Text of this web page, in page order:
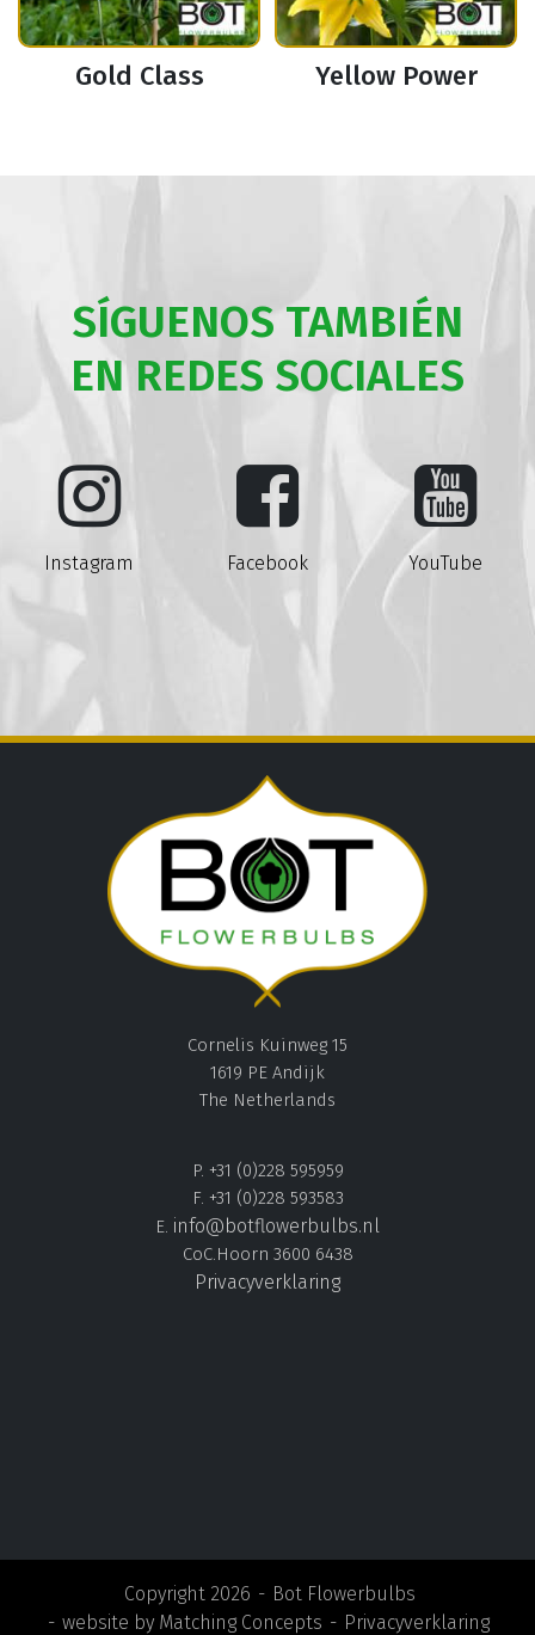
Gold Class Yellow Power
SÍGUENOS TAMBIÉN
EN REDES SOCIALES
Instagram Facebook YouTube
Cornelis Kuinweg 15
1619 PE Andijk
The Netherlands
P. +31 (0)228 595959
F. +31 (0)228 593583
E. info@botflowerbulbs.nl
CoC.Hoorn 3600 6438
Privacyverklaring
Copyright 2026
Bot Flowerbulbs
website by Matching Concepts Privacyverklaring